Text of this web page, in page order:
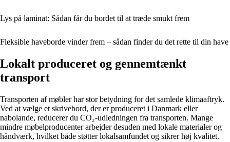
Lys på laminat: Sådan får du bordet til at træde smukt frem
Fleksible haveborde vinder frem – sådan finder du det rette til din have
Lokalt produceret og gennemtænkt
transport
Transporten af møbler har stor betydning for det samlede klimaaftryk.
Ved at vælge et skrivebord, der er produceret i Danmark eller
nabolande, reducerer du CO₂-udledningen fra transporten. Mange
mindre møbelproducenter arbejder desuden med lokale materialer og
håndværk, hvilket både støtter lokalsamfundet og sikrer høj kvalitet.